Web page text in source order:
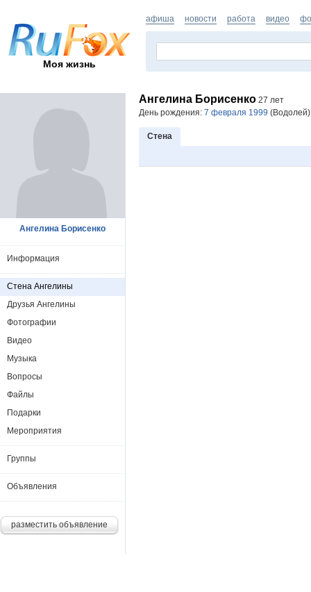
Моя жизнь
афиша новости работа видео
Ангелина Борисенко 27 лет
День рождения: 7 февраля 1999
Стена
Ангелина Борисенко
Информация
Стена Ангелины
Друзья Ангелины
Фотографии
Видео
Музыка
Вопросы
Файлы
Подарки
Мероприятия
Группы
Объявления
разместить объявление